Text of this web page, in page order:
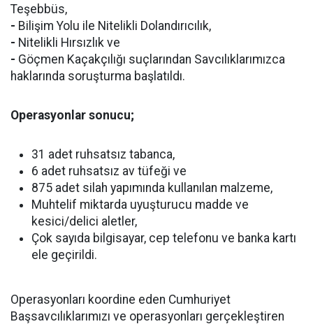
Teşebbüs,
- Bilişim Yolu ile Nitelikli Dolandırıcılık,
- Nitelikli Hırsızlık ve
- Göçmen Kaçakçılığı suçlarından Savcılıklarımızca
haklarında soruşturma başlatıldı.
Operasyonlar sonucu;
31 adet ruhsatsız tabanca,
6 adet ruhsatsız av tüfeği ve
875 adet silah yapımında kullanılan malzeme,
Muhtelif miktarda uyuşturucu madde ve
kesici/delici aletler,
Çok sayıda bilgisayar, cep telefonu ve banka kartı
ele geçirildi.
Operasyonları koordine eden Cumhuriyet
Başsavcılıklarımızı ve operasyonları gerçekleştiren